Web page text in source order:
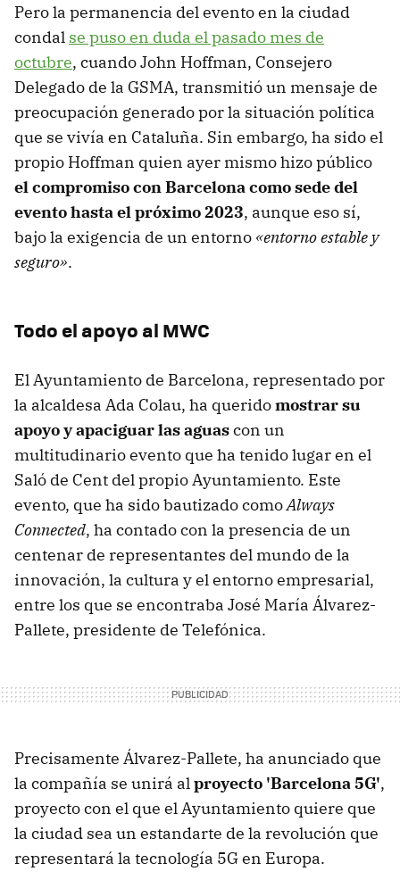
Pero la permanencia del evento en la ciudad
condal se puso en duda el pasado mes de
octubre, cuando John Hoffman, Consejero
Delegado de la GSMA, transmitió un mensaje de
preocupación generado por la situación política
que se vivía en Cataluña. Sin embargo, ha sido el
propio Hoffman quien ayer mismo hizo público
el compromiso con Barcelona como sede del
evento hasta el próximo 2023, aunque eso sí,
bajo la exigencia de un entorno «entorno estable y
seguro».
Todo el apoyo al MWC
El Ayuntamiento de Barcelona, representado por
la alcaldesa Ada Colau, ha queridomostrar su
apoyo y apaciguar las aguascon un
multitudinario evento que ha tenido lugar en el
Saló de Cent del propio Ayuntamiento. Este
evento, que ha sido bautizado comoAlways
Connected, ha contado con la presencia de un
centenar de representantes del mundo de la
innovación, la cultura y el entorno empresarial,
entre los que se encontraba José María Álvarez-
Pallete, presidente de Telefónica.
Precisamente Álvarez-Pallete, ha anunciado que
la compañía se unirá alproyecto 'Barcelona 5G',
proyecto con el que el Ayuntamiento quiere que
la ciudad sea un estandarte de la revolución que
representará la tecnología 5G en Europa.